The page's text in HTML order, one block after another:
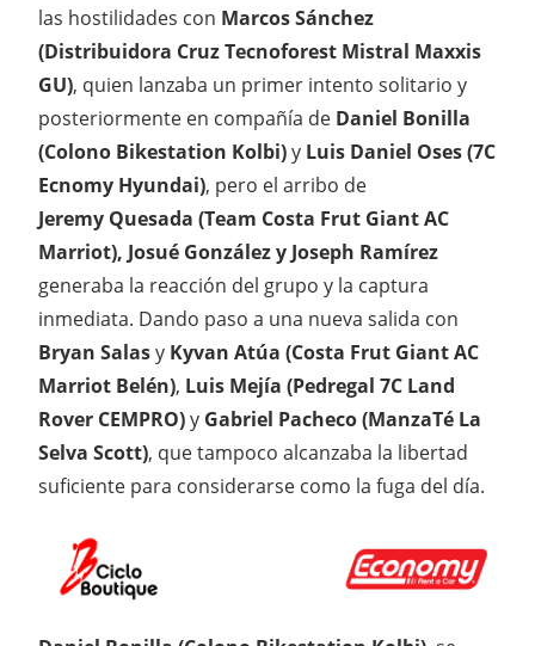
las hostilidades con Marcos Sánchez
(Distribuidora Cruz Tecnoforest Mistral Maxxis
GU), quien lanzaba un primer intento solitario y
posteriormente en compañía de Daniel Bonilla
(Colono Bikestation Kolbi)y Luis Daniel Oses (7C
Ecnomy Hyundai), pero el arribo de
Jeremy Quesada (Team Costa Frut Giant AC
Marriot), Josué González y Joseph Ramírez
generaba la reacción del grupo y la captura
inmediata. Dando paso a una nueva salida con
Bryan Salasy Kyvan Atúa (Costa Frut Giant AC
Marriot Belén), Luis Mejía (Pedregal 7C Land
Rover CEMPRO)y Gabriel Pacheco (ManzaTé La
Selva Scott), que tampoco alcanzaba la libertad
suficiente para considerarse como la fuga del día.